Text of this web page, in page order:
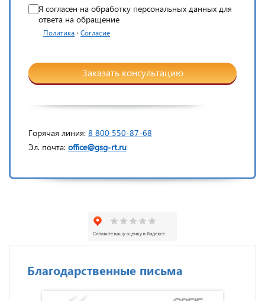
Я согласен на обработку персональных данных для
ответа на обращение
Политика · Согласие
Заказать консультацию
Горячая линия: 8 800 550-87-68
Эл. почта: office@gsg-rt.ru
Благодарственные письма